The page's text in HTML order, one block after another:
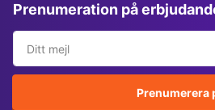
Prenumeration på
Prenumerera